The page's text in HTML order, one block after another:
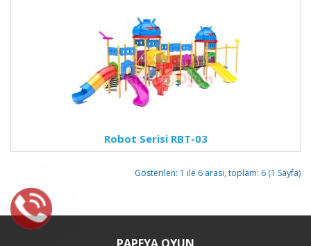
Robot Serisi RBT-03
Gösterilen: 1 ile 6 arası, toplam: 6 (1 Sayfa)